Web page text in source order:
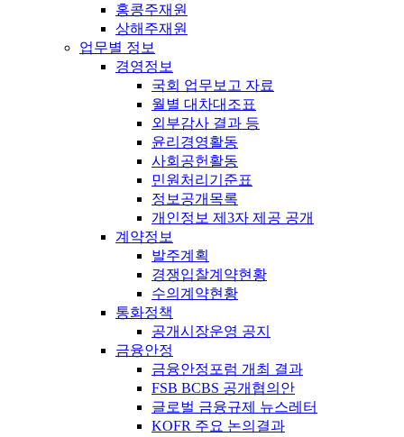
홍콩주재원
상해주재원
업무별 정보
경영정보
국회 업무보고 자료
월별 대차대조표
외부감사 결과 등
윤리경영활동
사회공헌활동
민원처리기준표
정보공개목록
개인정보 제3자 제공 공개
계약정보
발주계획
경쟁입찰계약현황
수의계약현황
통화정책
공개시장운영 공지
금융안정
금융안정포럼 개최 결과
FSB BCBS 공개협의안
글로벌 금융규제 뉴스레터
KOFR 주요 논의결과